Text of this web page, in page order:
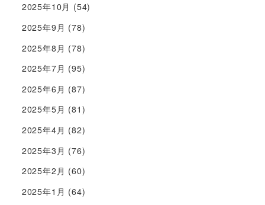
2025年10月 (54)
2025年9月 (78)
2025年8月 (78)
2025年7月 (95)
2025年6月 (87)
2025年5月 (81)
2025年4月 (82)
2025年3月 (76)
2025年2月 (60)
2025年1月 (64)